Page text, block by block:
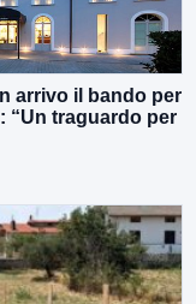
arrivo il bando per
“Un traguardo per